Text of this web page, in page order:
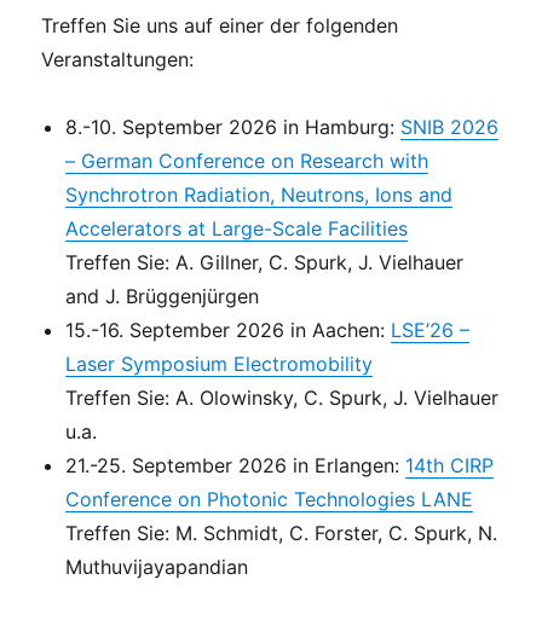
Treffen Sie uns auf einer der folgenden
Veranstaltungen:
8.-10. September 2026 in Hamburg: SNIB 2026
– German Conference on Research with
Synchrotron Radiation, Neutrons, Ions and
Accelerators at Large-Scale Facilities
Treffen Sie: A. Gillner, C. Spurk, J. Vielhauer
and J. Brüggenjürgen
15.-16. September 2026 in Aachen: LSE’26 –
Laser Symposium Electromobility
Treffen Sie: A. Olowinsky, C. Spurk, J. Vielhauer
u.a.
21.-25. September 2026 in Erlangen: 14th CIRP
Conference on Photonic Technologies LANE
Treffen Sie: M. Schmidt, C. Forster, C. Spurk, N.
Muthuvijayapandian